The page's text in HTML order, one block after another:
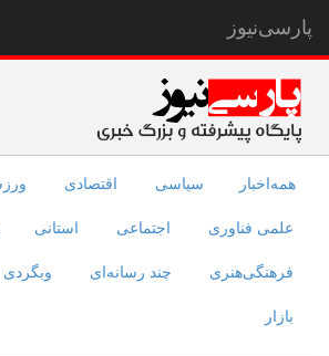
پارسی‌نیوز
همه‌اخبار سیاسی اقتصادی
علمی فناوری اجتماعی استانی
فرهنگی‌هنری چند رسانه‌ای وبگردی
بازار